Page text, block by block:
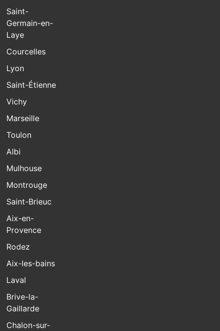
Saint-
Germain-en-
Laye
Courcelles
Lyon
Saint-Étienne
Vichy
Marseille
Toulon
Albi
Mulhouse
Montrouge
Saint-Brieuc
Aix-en-
Provence
Rodez
Aix-les-bains
Laval
Brive-la-
Gaillarde
Chalon-sur-